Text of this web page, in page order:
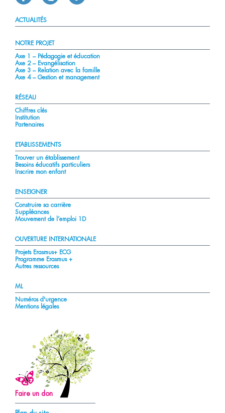
ACTUALITÉS
NOTRE PROJET
Axe 1 – Pédagogie et éducation
Axe 2 – Evangélisation
Axe 3 – Relation avec la famille
Axe 4 – Gestion et management
RÉSEAU
Chiffres clés
Institution
Partenaires
ETABLISSEMENTS
Trouver un établissement
Besoins éducatifs particuliers
Inscrire mon enfant
ENSEIGNER
Construire sa carrière
Suppléances
Mouvement de l’emploi 1D
OUVERTURE INTERNATIONALE
Projets Erasmus+ ECG
Programme Erasmus +
Autres ressources
ML
Numéros d'urgence
Mentions légales
Faire un don